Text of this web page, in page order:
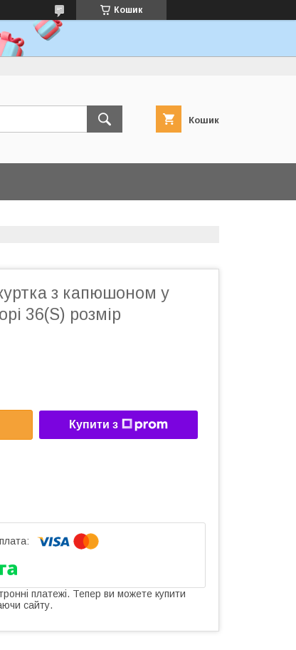
Кошик
Кошик
з капюшоном у
36(S) розмір
Купити з
платежі. Тепер ви можете купити
сайту.